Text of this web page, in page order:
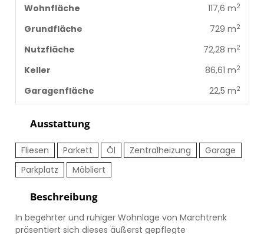
Beschreibung
In begehrter und ruhiger Wohnlage von Marchtrenk
präsentiert sich dieses äußerst gepflegte
Wohnfläche 117,6 m2
Grundfläche 729 m2
Nutzfläche 72,28 m2
Keller 86,61 m2
Garagenfläche 22,5 m2
Ausstattung
Fliesen Parkett Öl Zentralheizung
Garage
Parkplatz
Möbliert